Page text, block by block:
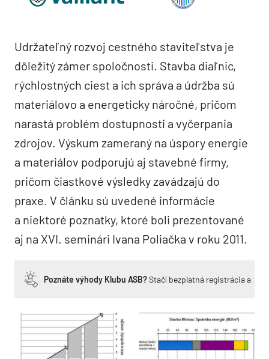
Udržateľný rozvoj cestného staviteľstva je
dôležitý zámer spoločnosti. Stavba diaľnic,
rýchlostných ciest a ich správa a údržba sú
materiálovo a energeticky náročné, pričom
narastá problém dostupnosti a vyčerpania
zdrojov. Výskum zameraný na úspory energie
a materiálov podporujú aj stavebné firmy,
pričom čiastkové výsledky zavádzajú do
praxe. V článku sú uvedené informácie
a niektoré poznatky, ktoré boli prezentované
aj na XVI. seminári Ivana Poliačka v roku 2011.
Poznáte výhody Klubu ASB?Stačí bezplatná registrácia a